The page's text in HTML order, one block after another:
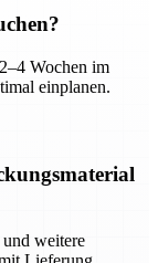
Wochen im
einplanen.
weitere